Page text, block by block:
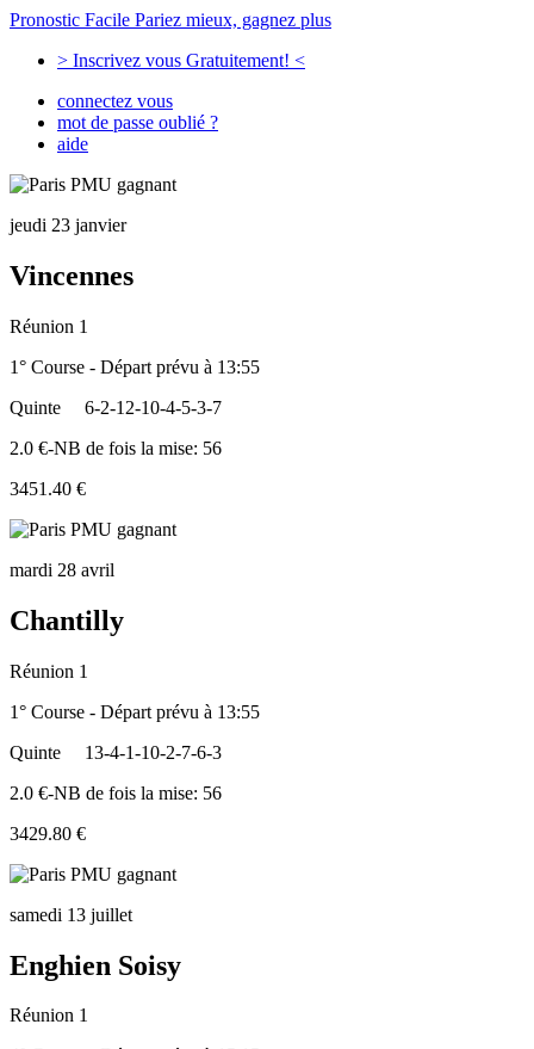
Pronostic Facile Pariez mieux, gagnez plus
> Inscrivez vous Gratuitement! <
connectez vous
mot de passe oublié ?
aide
jeudi 23 janvier
Vincennes
Réunion 1
1° Course - Départ prévu à 13:55
Quinte
6-2-12-10-4-5-3-7
2.0 €-NB de fois la mise: 56
3451.40 €
mardi 28 avril
Chantilly
Réunion 1
1° Course - Départ prévu à 13:55
Quinte
13-4-1-10-2-7-6-3
2.0 €-NB de fois la mise: 56
3429.80 €
samedi 13 juillet
Enghien Soisy
Réunion 1